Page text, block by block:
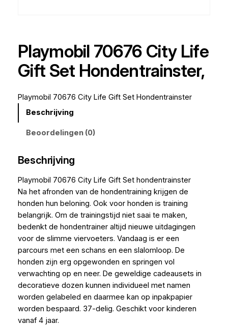
Playmobil 70676 City Life
Gift Set Hondentrainster,
Playmobil 70676 City Life Gift Set Hondentrainster
Beschrijving
Beoordelingen (0)
Beschrijving
Playmobil 70676 City Life Gift Set hondentrainster
Na het afronden van de hondentraining krijgen de
honden hun beloning. Ook voor honden is training
belangrijk. Om de trainingstijd niet saai te maken,
bedenkt de hondentrainer altijd nieuwe uitdagingen
voor de slimme viervoeters. Vandaag is er een
parcours met een schans en een slalomloop. De
honden zijn erg opgewonden en springen vol
verwachting op en neer. De geweldige cadeausets in
decoratieve dozen kunnen individueel met namen
worden gelabeled en daarmee kan op inpakpapier
worden bespaard. 37-delig. Geschikt voor kinderen
vanaf 4 jaar.